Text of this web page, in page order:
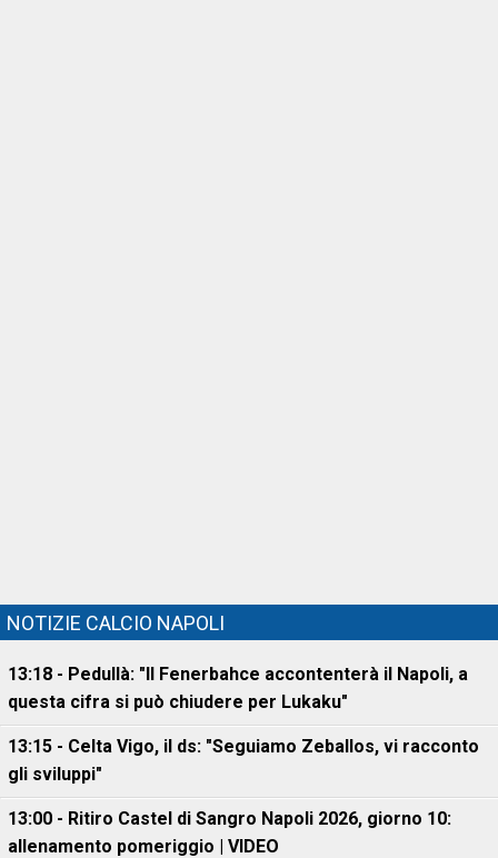
NOTIZIE CALCIO NAPOLI
13:18 - Pedullà: "Il Fenerbahce accontenterà il Napoli, a
questa cifra si può chiudere per Lukaku"
13:15 - Celta Vigo, il ds: "Seguiamo Zeballos, vi racconto
gli sviluppi"
13:00 - Ritiro Castel di Sangro Napoli 2026, giorno 10:
allenamento pomeriggio | VIDEO